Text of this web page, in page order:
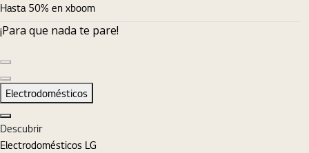
Hasta 50% en xboom
¡Para que nada te pare!
Diapositiva siguiente
Electrodomésticos
Cerrar
Descubrir
Electrodomésticos LG